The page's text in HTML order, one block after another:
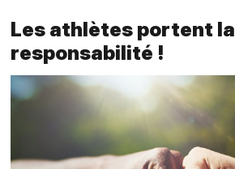
Les athlètes portent la
responsabilité !